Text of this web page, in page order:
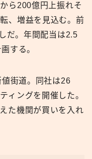
ら200億円上振れそ
、増益を見込む。前
だ。年間配当は2.5
する。
街道。同社は26
ィングを開催した。
た機関が買いを入れ